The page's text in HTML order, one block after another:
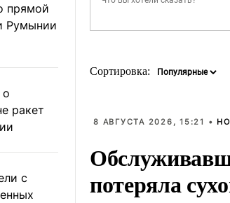
прямой
Румынии
о
ракет
с
Сортировка:
8 АВГУСТА 2026, 15:21 •
потеряла